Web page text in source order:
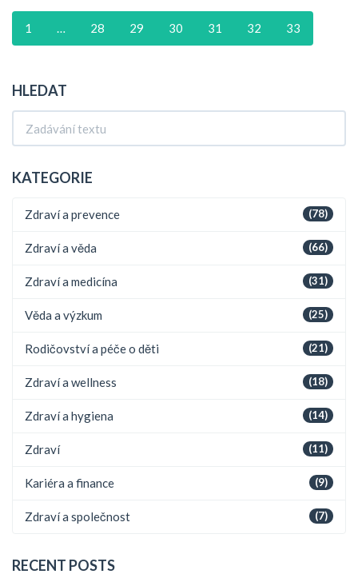
1 … 28 29 30 31 32 33
HLEDAT
KATEGORIE
(78)
Zdraví a prevence
(66)
Zdraví a věda
(31)
Zdraví a medicína
(25)
Věda a výzkum
(21)
Rodičovství a péče o děti
(18)
Zdraví a wellness
(14)
Zdraví a hygiena
(11)
Zdraví
(9)
Kariéra a finance
(7)
Zdraví a společnost
RECENT POSTS